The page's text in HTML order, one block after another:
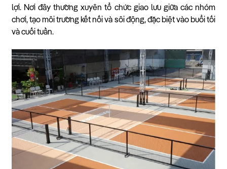
lợi. Nơi đây thường xuyên tổ chức giao lưu giữa các nhóm
chơi, tạo môi trường kết nối và sôi động, đặc biệt vào buổi tối
và cuối tuần.